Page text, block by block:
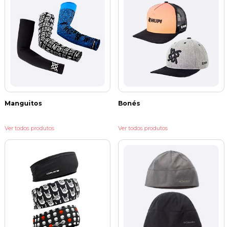
Manguitos
Ver todos produtos
Bonés
Ver todos produtos